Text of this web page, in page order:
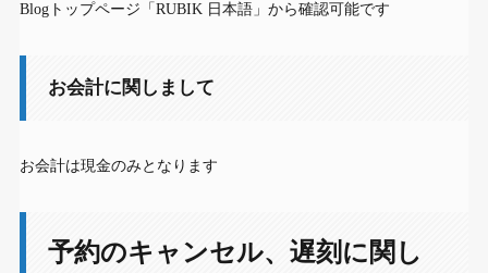
Blogトップページ「RUBIK 日本語」から確認可能です
お会計に関しまして
お会計は現金のみとなります
予約のキャンセル、遅刻に関し